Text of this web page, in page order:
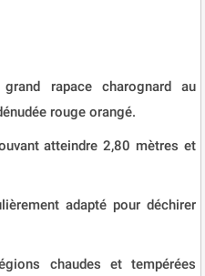
rapace charognard au
rouge orangé.
atteindre 2,80 mètres et
adapté pour déchirer
chaudes et tempérées